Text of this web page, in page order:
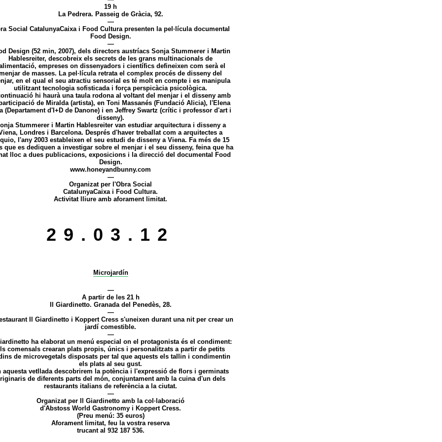
19 h
La Pedrera. Passeig de Gràcia, 92.
—
Social CatalunyaCaixa i Food Cultura presenten la pel·lícula documental
Food Design.
—
Design (52 min, 2007), dels directors austríacs Sonja Stummerer i Martin
Hablesreiter, descobreix els secrets de les grans multinacionals de
empreses on dissenyadors i científics defineixen com serà el
de masses. La pel·lícula retrata el complex procés de disseny del
en el qual el seu atractiu sensorial es té molt en compte i es manipula
utilitzant tecnologia sofisticada i força perspicàcia psicològica.
hi haurà una taula rodona al voltant del menjar i el disseny amb
de Miralda (artista), en Toni Massanés (Fundació Alicia), l'Elena
(Departament d'I+D de Danone) i en Jeffrey Swartz (crític i professor d'art i
disseny).
Stummerer i Martin Hablesreiter van estudiar arquitectura i disseny a
Londres i Barcelona. Després d'haver treballat com a arquitectes a
l'any 2003 estableixen el seu estudi de disseny a Viena. Fa més de 15
que es dediquen a investigar sobre el menjar i el seu disseny, feina que ha
lloc a dues publicacions, exposicions i la direcció del documental Food
Design.
www.honeyandbunny.com
—
Organizat per l'Obra Social
CatalunyaCaixa i Food Cultura.
Activitat lliure amb aforament limitat.
29.03.12
Microjardín
—
A partir de les 21 h
Il Giardinetto. Granada del Penedès, 28.
—
Il Giardinetto i Koppert Cress s'uneixen durant una nit per crear un
jardí comestible.
—
ha elaborat un menú especial on el protagonista és el condiment:
comensals crearan plats propis, únics i personalitzats a partir de petits
de microvegetals disposats per tal que aquests els tallin i condimentin
els plats al seu gust.
aquesta vetllada descobrirem la potència i l'expressió de flors i germinats
de diferents parts del món, conjuntament amb la cuina d'un dels
restaurants italians de referència a la ciutat.
—
Organizat per Il Giardinetto amb la col·laboració
d'Abstoss World Gastronomy i Koppert Cress.
(Preu menú: 35 euros)
Aforament limitat, feu la vostra reserva
trucant al 932 187 536.